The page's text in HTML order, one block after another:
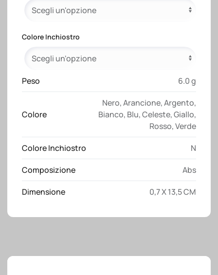
con
per
touch
screen
clip
in
quantità
Colore Inchiostro
Peso 6.0 g
Colore
Nero,Arancione,Argento,
Bianco, Blu,Celeste,Giallo,
Rosso,Verde
Colore Inchiostro N
Composizione Abs
Dimensione 0,7 X 13,5 CM